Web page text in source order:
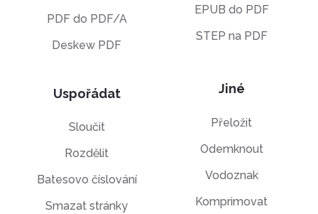
PDF do PDF/A
Deskew PDF
Uspořádat
Sloučit
Rozdělit
Batesovo číslování
Smazat stránky
EPUB do PDF
STEP na PDF
Jiné
Přeložit
Odemknout
Vodoznak
Komprimovat